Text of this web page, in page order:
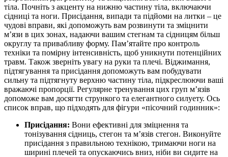
тіла. Почніть з акценту на нижню частину тіла, включаючи
сідниці та ноги. Присідання, випади та підйоми на литки – це
чудові вправи, які допоможуть вам розвинути та зміцнити
м’язи в цих зонах, надаючи вашим стегнам та сідницям більш
округлу та привабливу форму. Пам’ятайте про контроль
техніки та помірну інтенсивність, щоб уникнути потенційних
травм. Також зверніть увагу на руки та плечі. Віджимання,
підтягування та присідання допоможуть вам побудувати
сильну та підтягнуту верхню частину тіла, підкреслюючи ваші
вражаючі пропорції. Регулярне тренування цих груп м’язів
допоможе вам досягти стрункого та елегантного силуету. Ось
список вправ, що підходять для фігури «пісочний годинник»:
Присідання: Вони ефективні для зміцнення та
тонізування сідниць, стегон та м’язів стегон. Виконуйте
присідання з правильною технікою, тримаючи ноги на
ширині плечей та опускаючись вниз, ніби ви сидите на